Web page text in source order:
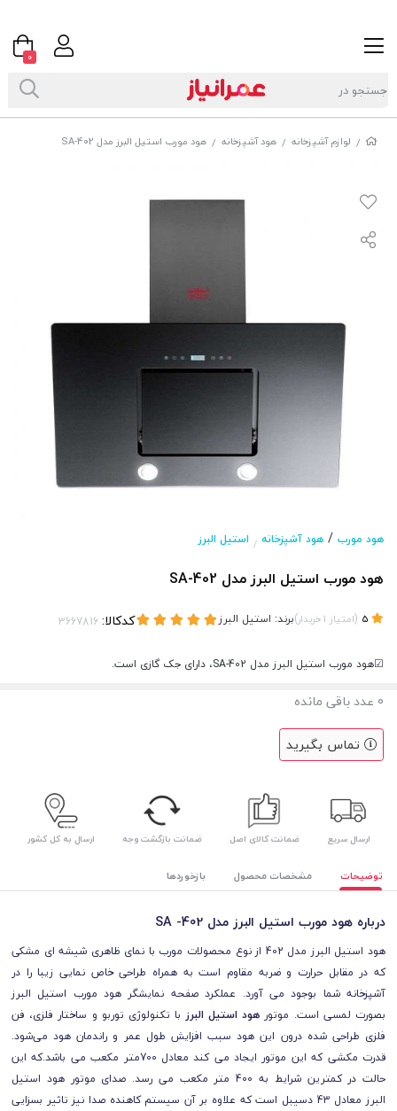
/ لوازم آشپزخانه / هود آشپزخانه / هود مورب استیل البرز مدل SA-402
هود مورب / هود آشپزخانه / استیل البرز
هود مورب استیل البرز مدل SA-402
(امتیاز 1خریدار)برند: استیل البرز کدکالا:
☑هود مورب استیل البرز مدل SA-402، دارای جک گازی است.
0 عدد باقی مانده
تماس بگیرید
ارسال سریع ضمانت کالای اصل ضمانت بازگشت وجه ارسال به کل کشور
توضیحات مشخصات محصول بازخوردها
درباره هود مورب استیل البرز مدل SA -402
هود استیل البرز مدل 402 از نوع محصولات مورب با نمای ظاهری شیشه ای مشکی
که در مقابل حرارت و ضربه مقاوم است به همراه طراحی خاص نمایی زیبا را در
آشپزخانه شما بوجود می آورد. عملکرد صفحه نمایشگر هود مورب استیل البرز
بصورت لمسی است. موتور هود استیل البرزبا تکنولوژی توربو و ساختار فلزی، فن
فلزی طراحی شده درون این هود سبب افزایش طول عمر و راندمان هود می‌شود.
قدرت مکشی که این موتور ایجاد می کند معادل 700متر مکعب می باشد.که این
حالت در کمترین شرایط به 400 متر مکعب می رسد. صدای موتور هود استیل
البرز معادل 43 دسیبل است که علاوه بر آن سیستم کاهنده صدا نیز تاثیر بسزایی
0